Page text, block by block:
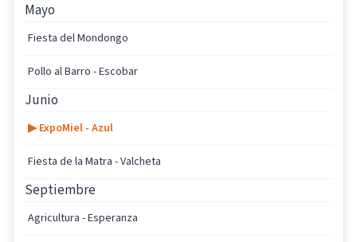
Mayo
Fiesta del Mondongo
Pollo al Barro - Escobar
Junio
▶ ExpoMiel - Azul
Fiesta de la Matra - Valcheta
Septiembre
Agricultura - Esperanza